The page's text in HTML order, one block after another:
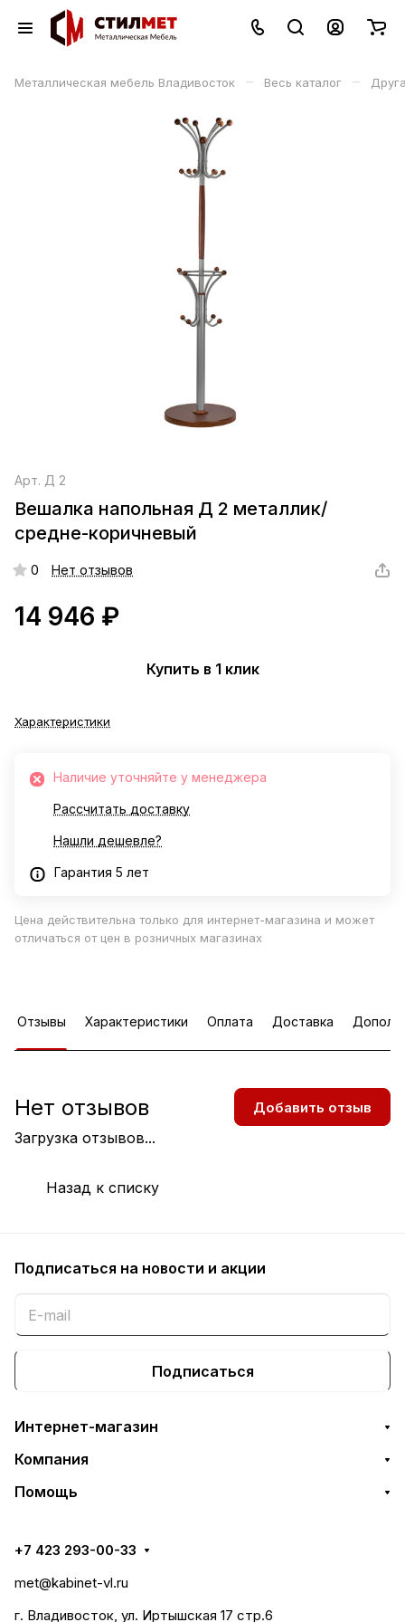
Металлическая мебель Владивосток – Весь каталог –
Арт. Д 2
Вешалка напольная Д 2 металлик/
средне-коричневый
0 Нет отзывов
14 946 ₽
Купить в 1 клик
Характеристики
Наличие уточняйте у менеджера
Рассчитать доставку
Нашли дешевле?
Гарантия 5 лет
Цена действительна только для интернет-магазина и может
отличаться от цен в розничных магазинах
Отзывы Характеристики Оплата Доставка
Загрузка отзывов...
Нет отзывов Добавить отзыв
Назад к списку
Подписаться на новости и акции
Подписаться
Интернет-магазин
Компания
Помощь
+7 423 293-00-33
met@kabinet-vl.ru
г. Владивосток, ул. Иртышская 17 стр.6